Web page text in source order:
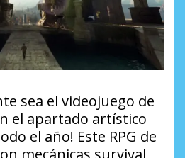
sea el videojuego de
el apartado artístico
el año! Este RPG de